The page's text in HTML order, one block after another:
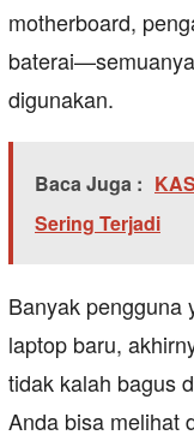
motherboard,
digunakan.
Baca Juga :
Sering Terjadi
Banyak pengguna
laptop baru,
tidak kalah bagus
Anda bisa melihat